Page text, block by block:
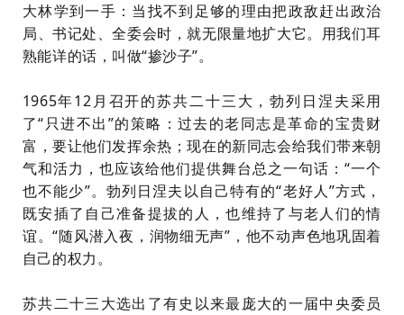
大林学到一手：当找不到足够的理由把政敌赶出政治
局、书记处、全委会时，就无限量地扩大它。用我们耳
熟能详的话，叫做“掺沙子”。
1965年12月召开的苏共二十三大，勃列日涅夫采用
了“只进不出”的策略：过去的老同志是革命的宝贵财
富，要让他们发挥余热；现在的新同志会给我们带来朝
气和活力，也应该给他们提供舞台总之一句话：“一个
也不能少”。勃列日涅夫以自己特有的“老好人”方式，
既安插了自己准备提拔的人，也维持了与老人们的情
谊。“随风潜入夜，润物细无声”，他不动声色地巩固着
自己的权力。
苏共二十三大选出了有史以来最庞大的一届中央委员